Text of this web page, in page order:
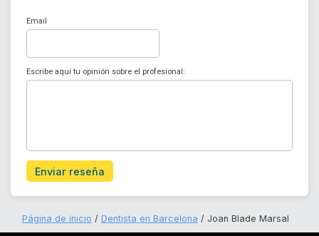
Email
Escribe aquí tu opinión sobre el profesional:
Enviar reseña
Página de inicio Dentista en Barcelona Joan Blade Marsal